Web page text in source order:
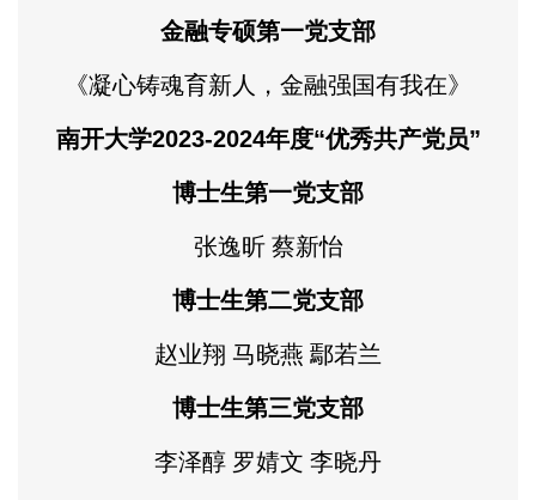
金融专硕第一党支部
《凝心铸魂育新人，金融强国有我在》
南开大学2023-2024年度“优秀共产党员”
博士生第一党支部
张逸昕 蔡新怡
博士生第二党支部
赵业翔 马晓燕 鄢若兰
博士生第三党支部
李泽醇 罗婧文 李晓丹